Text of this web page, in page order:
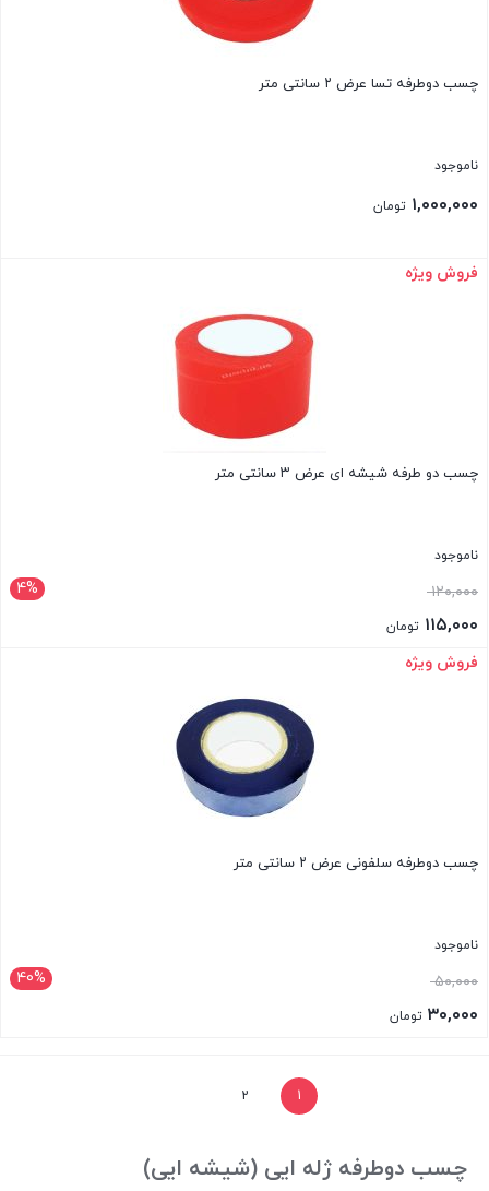
چسب دوطرفه تسا عرض ۲ سانتی متر
ناموجود
۱,۰۰۰,۰۰۰ تومان
بستن
فروش ویژه
چسب دو طرفه شیشه ای عرض ۳ سانتی متر
ناموجود
4% ۱۲۰,۰۰۰قیمت
اصلی:۱۱۵,۰۰۰ تومان
قیمت
بستن
فروش ویژه
چسب دوطرفه سلفونی عرض ۲ سانتی متر
ناموجود
40% ۵۰,۰۰۰قیمت
اصلی:۳۰,۰۰۰ تومان
1
2
چسب دوطرفه ژله ایی (شیشه ایی)